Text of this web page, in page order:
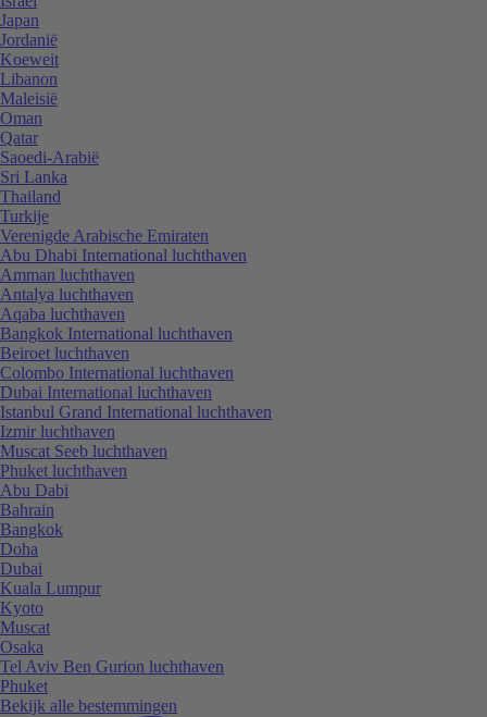
Japan
Jordanië
Koeweit
Libanon
Maleisië
Oman
Qatar
Saoedi-Arabië
Sri Lanka
Thailand
Turkije
Verenigde Arabische Emiraten
Abu Dhabi International luchthaven
Amman luchthaven
Antalya luchthaven
Aqaba luchthaven
Bangkok International luchthaven
Beiroet luchthaven
Colombo International luchthaven
Dubai International luchthaven
Istanbul Grand International luchthaven
Izmir luchthaven
Muscat Seeb luchthaven
Phuket luchthaven
Abu Dabi
Bahrain
Bangkok
Doha
Dubai
Kuala Lumpur
Kyoto
Muscat
Osaka
Tel Aviv Ben Gurion luchthaven
Phuket
Bekijk alle bestemmingen